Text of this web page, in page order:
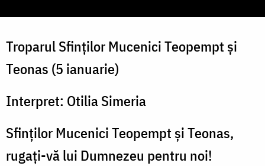
Troparul Sfinților Mucenici Teopempt și
Teonas (5 ianuarie)
Interpret: Otilia Simeria
Sfinților Mucenici Teopempt și Teonas,
rugați-vă lui Dumnezeu pentru noi!